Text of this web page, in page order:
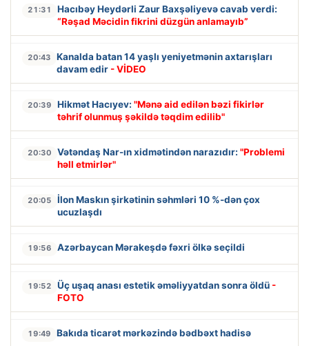
21:31
Hacıbəy Heydərli Zaur Baxşəliyevə cavab verdi:
“Rəşad Məcidin fikrini düzgün anlamayıb”
20:43
Kanalda batan 14 yaşlı yeniyetmənin axtarışları
davam edir - VİDEO
20:39 Hikmət Hacıyev: "Mənə aid edilən bəzi fikirlər
təhrif olunmuş şəkildə təqdim edilib"
20:30 Vətəndaş Nar-ın xidmətindən narazıdır: "Problemi
həll etmirlər"
20:05
İlon Maskın şirkətinin səhmləri 10 %-dən çox
ucuzlaşdı
19:56 Azərbaycan Mərakeşdə fəxri ölkə seçildi
19:52 Üç uşaq anası estetik əməliyyatdan sonra öldü -
FOTO
19:49 Bakıda ticarət mərkəzində bədbəxt hadisə